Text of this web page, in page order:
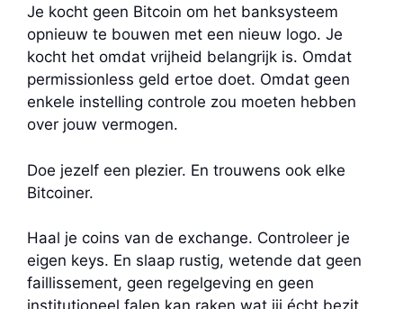
Je kocht geen Bitcoin om het banksysteem
opnieuw te bouwen met een nieuw logo. Je
kocht het omdat vrijheid belangrijk is. Omdat
permissionless geld ertoe doet. Omdat geen
enkele instelling controle zou moeten hebben
over jouw vermogen.
Doe jezelf een plezier. En trouwens ook elke
Bitcoiner.
Haal je coins van de exchange. Controleer je
eigen keys. En slaap rustig, wetende dat geen
faillissement, geen regelgeving en geen